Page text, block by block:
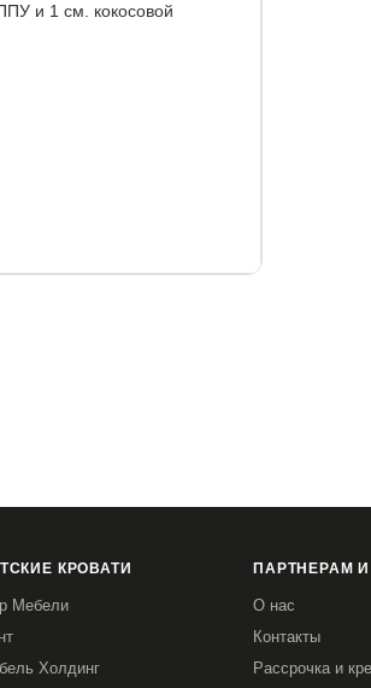
и 1 см. кокосовой
КРОВАТИ
Мебели
Холдинг
ПАРТНЕРАМ
О нас
Контакты
Рассрочка и